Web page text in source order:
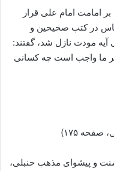
امامت امام علی قرار
در کتب صحیحین و
مودت نازل شد، گفتند:
ما واجب است چه کسانی
۱۷۵)
و پیشوای مذهب حنبلی،